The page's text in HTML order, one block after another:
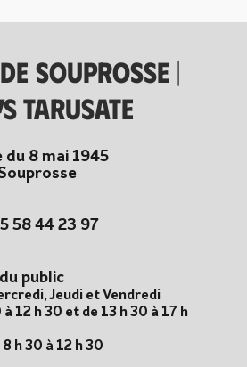
Souprosse |
tarusate
du 8 mai 1945
58 44 23 97
public
Jeudi et Vendredi
à 12 h 30 et de 13 h 30 à 17 h
h 30 à 12 h 30